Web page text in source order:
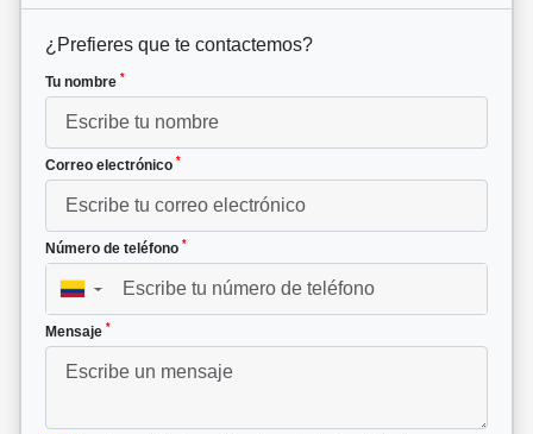
¿Prefieres que te contactemos?
Tu nombre *
Correo electrónico *
Número de teléfono *
▼
Mensaje *